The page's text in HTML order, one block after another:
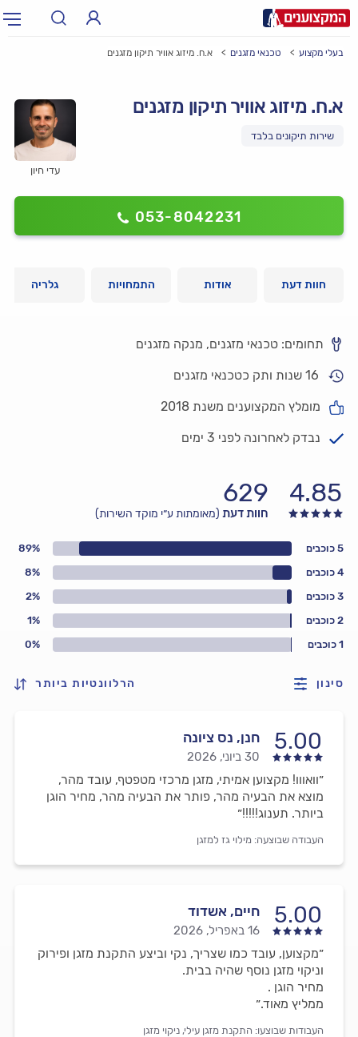
בעלי מקצוע טכנאי מזגנים א.ח. מיזוג אוויר תיקון מזגנים
עדי חיון
א.ח. מיזוג אוויר תיקון מזגנים
053-8042231
חוות דעת אודות התמחויות גלריה
תחומים: טכנאי מזגנים, מנקה מזגנים
16 שנות ותק כטכנאי מזגנים
מומלץ המקצוענים משנת 2018
נבדק לאחרונה לפני 3 ימים
4.85
629
חוות דעת (מאומתות ע״י מוקד השירות)
1 כוכבים 0%
2 כוכבים 1%
3 כוכבים 2%
4 כוכבים 8%
5 כוכבים 89%
סינון הרלוונטיות ביותר
5.00 חנן, נס ציונה
30 ביוני, 2026
״וואווו! מקצוען אמיתי, מזגן מרכזי מטפטף, עובד מהר,
מוצא את הבעיה מהר, פותר את הבעיה מהר, מחיר הוגן
ביותר. תענוג!!!!!״
העבודה שבוצעה: מילוי גז למזגן
5.00 חיים, אשדוד
16 באפריל, 2026
״מקצוען, עובד כמו שצריך, נקי וביצע התקנת מזגן ופירוק
וניקוי מזגן נוסף שהיה בבית.
מחיר הוגן .
ממליץ מאוד.״
העבודות שבוצעו: התקנת מזגן עילי, ניקוי מזגן